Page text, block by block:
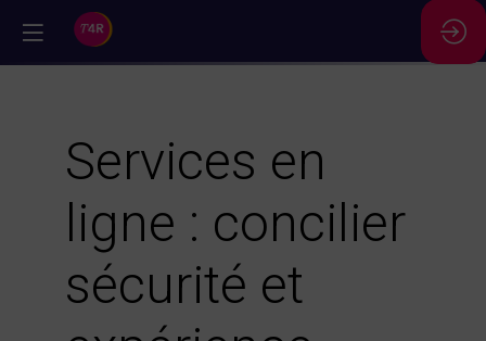
Services en
ligne : concilier
sécurité et